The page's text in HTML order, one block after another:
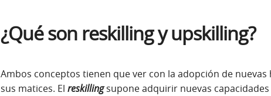
¿Qué son reskilling y upskilling?
Ambos conceptos tienen que ver con la adopción de
sus matices. El reskillingsupone adquirir nuevas